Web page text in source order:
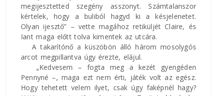
megijesztetted szegény asszonyt. Számtalanszor
kértelek, hogy a buliból hagyd ki a késjelenetet.
Olyan ijesztő” – vette magához retiküljét Claire, és
Iant maga előtt tolva kimentek az utcára.
A takarítónő a küszöbön álló három mosolygós
arcot megpillantva úgy érezte, elájul.
„Kedvesem – fogta meg a kezét gyengéden
Pennyné –, maga ezt nem érti, játék volt az egész.
Hogy tehetett velem ilyet, csak úgy faképnél hagy?